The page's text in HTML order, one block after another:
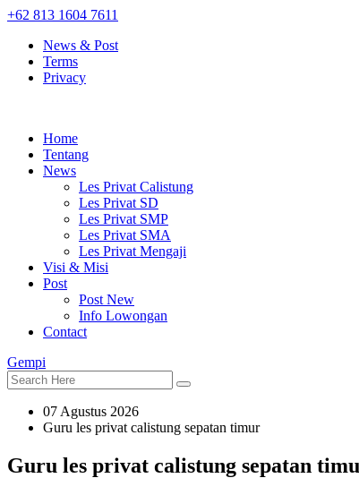
+62 813 1604 7611
News & Post
Terms
Privacy
Home
Tentang
News
Les Privat Calistung
Les Privat SD
Les Privat SMP
Les Privat SMA
Les Privat Mengaji
Visi & Misi
Post
Post New
Info Lowongan
Contact
Gempi
07 Agustus 2026
Guru les privat calistung sepatan timur
Guru les privat calistung sepatan